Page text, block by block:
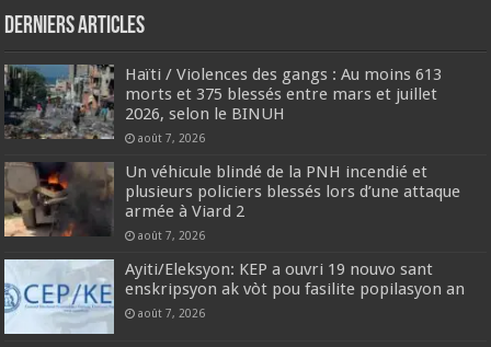
Derniers articles
Haïti / Violences des gangs : Au moins 613
morts et 375 blessés entre mars et juillet
2026, selon le BINUH
août 7, 2026
Un véhicule blindé de la PNH incendié et
plusieurs policiers blessés lors d’une attaque
armée à Viard 2
août 7, 2026
‎Ayiti/Eleksyon: KEP a ouvri 19 nouvo sant
enskripsyon ak vòt pou fasilite popilasyon an
août 7, 2026